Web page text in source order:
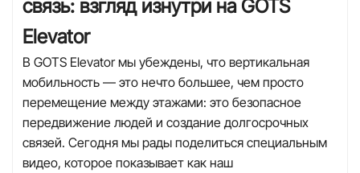
связь: взгляд изнутри на GOTS
Elevator
В GOTS Elevator мы убеждены, что вертикальная
мобильность — это нечто большее, чем просто
перемещение между этажами: это безопасное
передвижение людей и создание долгосрочных
связей. Сегодня мы рады поделиться специальным
видео, которое показывает как наш